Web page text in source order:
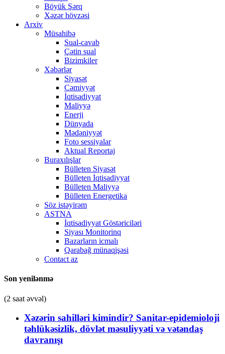
Böyük Şərq
Xəzər hövzəsi
Arxiv
Müsahibə
Sual-cavab
Çətin sual
Bizimkiler
Xəbərlər
Siyasət
Cəmiyyət
İqtisadiyyat
Maliyyə
Enerji
Dünyada
Mədəniyyət
Foto sessiyalar
Aktual Reportaj
Buraxılışlar
Bülleten Siyasət
Bülleten İqtisadiyyat
Bülleten Maliyyə
Bülleten Energetika
Söz istəyirəm
ASTNA
İqtisadiyyat Göstəriciləri
Siyası Monitorinq
Bazarların icmalı
Qarabağ münaqişəsi
Contact az
Son yenilənmə
(2 saat əvvəl)
Xəzərin sahilləri kimindir? Sanitar-epidemioloji
təhlükəsizlik, dövlət məsuliyyəti və vətəndaş
davranışı